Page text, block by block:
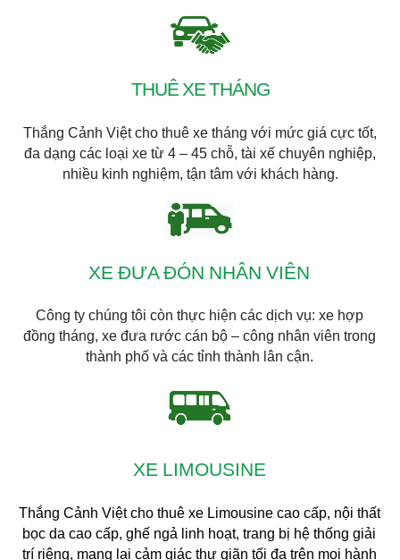
THUÊ XE THÁNG
Thắng Cảnh Việt cho thuê xe tháng với mức giá cực tốt,
đa dạng các loại xe từ 4 – 45 chỗ, tài xế chuyên nghiệp,
nhiều kinh nghiệm, tận tâm với khách hàng.
XE ĐƯA ĐÓN NHÂN VIÊN
Công ty chúng tôi còn thực hiện các dịch vụ: xe hợp
đồng tháng, xe đưa rước cán bộ – công nhân viên trong
thành phố và các tỉnh thành lân cận.
XE LIMOUSINE
Thắng Cảnh Việt cho thuê xe Limousine cao cấp, nội thất
bọc da cao cấp, ghế ngả linh hoạt, trang bị hệ thống giải
trí riêng, mang lại cảm giác thư giãn tối đa trên mọi hành